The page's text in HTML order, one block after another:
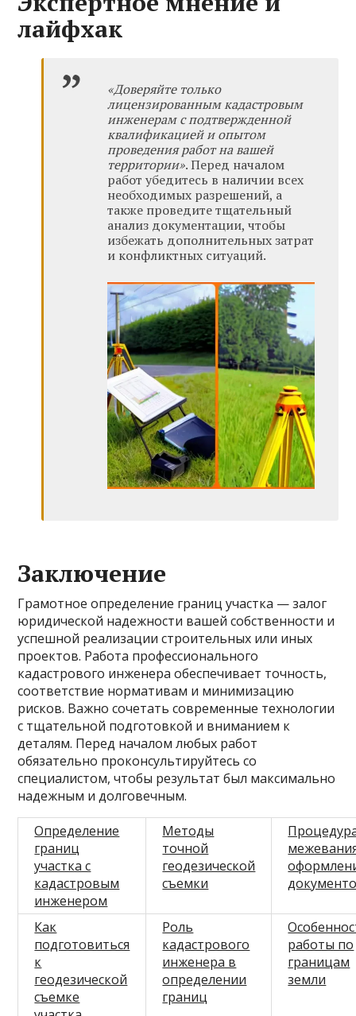
лайфхак
«Доверяйте только
лицензированным кадастровым
инженерам с подтвержденной
квалификацией и опытом
проведения работ на вашей
территории». Перед началом
работ убедитесь в наличии всех
необходимых разрешений, а
также проведите тщательный
анализ документации, чтобы
избежать дополнительных затрат
и конфликтных ситуаций.
Заключение
Грамотное определение границ участка — залог
юридической надежности вашей собственности и
успешной реализации строительных или иных
проектов. Работа профессионального
кадастрового инженера обеспечивает точность,
соответствие нормативам и минимизацию
рисков. Важно сочетать современные технологии
с тщательной подготовкой и вниманием к
деталям. Перед началом любых работ
обязательно проконсультируйтесь со
специалистом, чтобы результат был максимально
надежным и долговечным.
Определение
границ
участка с
кадастровым
инженером
Методы
точной
геодезической
съемки
Как
подготовиться
к
геодезической
съемке
Роль
кадастрового
инженера в
определении
границ
работы по
границам
земли